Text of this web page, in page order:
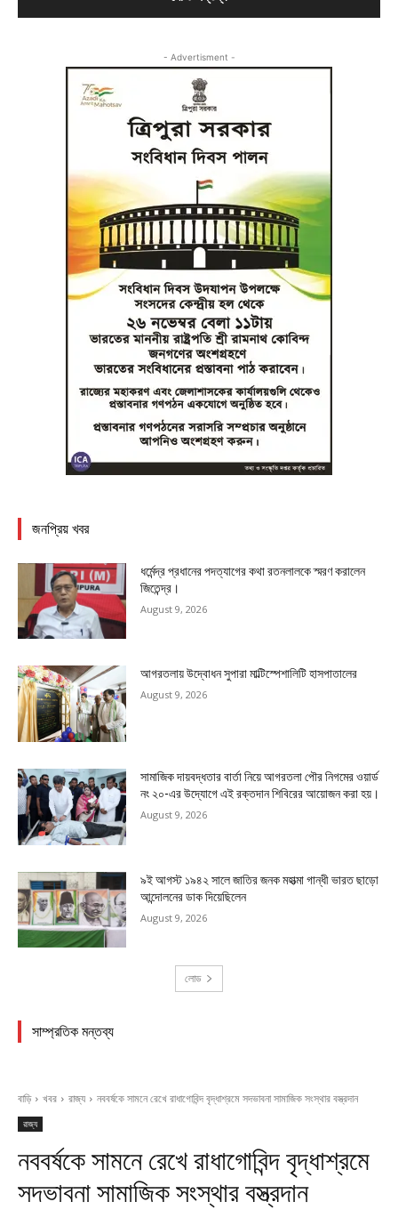
- Advertisment -
জনপ্রিয় খবর
ধর্মেন্দ্র প্রধানের পদত্যাগের কথা রতনলালকে স্মরণ করালেন
জিতেন্দ্র।
August 9, 2026
আগরতলায় উদ্বোধন সুপারা মাল্টিস্পেশালিটি হাসপাতালের
August 9, 2026
সামাজিক দায়বদ্ধতার বার্তা নিয়ে আগরতলা পৌর নিগমের ওয়ার্ড
নং ২০-এর উদ্যোগে এই রক্তদান শিবিরের আয়োজন করা হয়।
August 9, 2026
৯ই আগস্ট ১৯৪২ সালে জাতির জনক মহাত্মা গান্ধী ভারত ছাড়ো
আন্দোলনের ডাক দিয়েছিলেন
August 9, 2026
লোড
সাম্প্রতিক মন্তব্য